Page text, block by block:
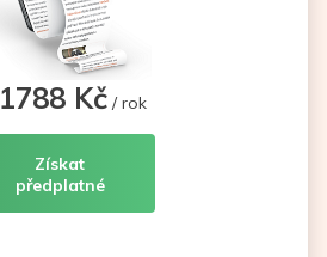
1788 Kč / rok
Získat
předplatné